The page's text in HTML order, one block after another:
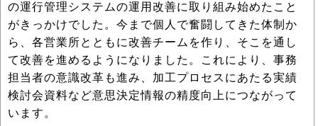
の運行管理システムの運用改善に取り組み始めたこと
がきっかけでした。今まで個人で奮闘してきた体制か
ら、各営業所とともに改善チームを作り、そこを通し
て改善を進めるようになりました。これにより、事務
担当者の意識改革も進み、加工プロセスにあたる実績
検討会資料など意思決定情報の精度向上につながって
います。